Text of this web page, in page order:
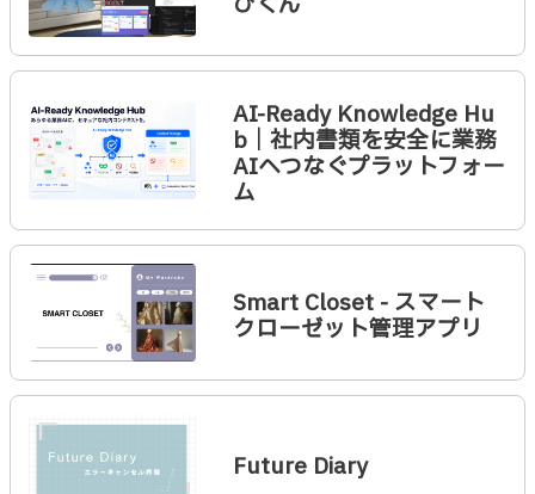
AI-Ready Knowledge Hu
b｜社内書類を安全に業務
AIへつなぐプラットフォー
ム
Smart Closet - スマート
クローゼット管理アプリ
Future Diary